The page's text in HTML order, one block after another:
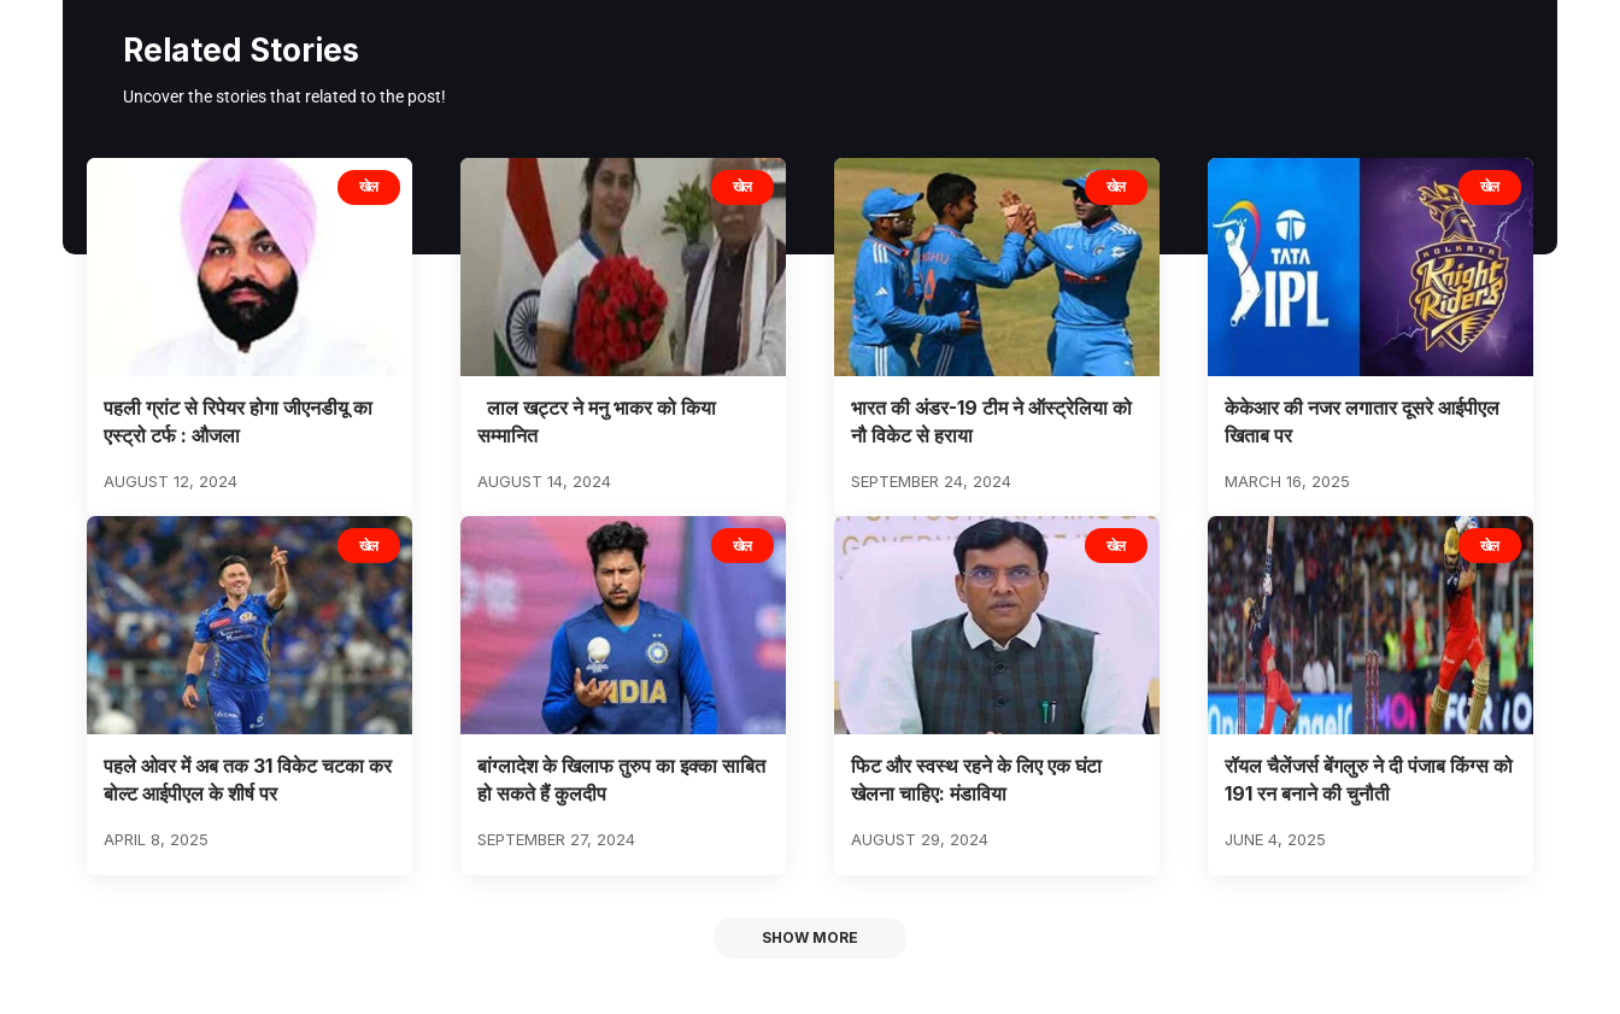
Related Stories
Uncover the stories that related to the post!
खेल
पहली ग्रांट से रिपेयर होगा जीएनडीयू का
एस्ट्रो टर्फ : औजला
AUGUST 12, 2024
खेल
लाल खट्टर ने मनु भाकर को किया
सम्मानित
AUGUST 14, 2024
खेल
भारत की अंडर-19 टीम ने ऑस्ट्रेलिया को
नौ विकेट से हराया
SEPTEMBER 24, 2024
खेल
केकेआर की नजर लगातार दूसरे आईपीएल
खिताब पर
MARCH 16, 2025
खेल
पहले ओवर में अब तक 31 विकेट चटका कर
बोल्ट आईपीएल के शीर्ष पर
APRIL 8, 2025
खेल
बांग्लादेश के खिलाफ तुरुप का इक्का साबित
हो सकते हैं कुलदीप
SEPTEMBER 27, 2024
खेल
फिट और स्वस्थ रहने के लिए एक घंटा
खेलना चाहिए: मंडाविया
AUGUST 29, 2024
खेल
रॉयल चैलेंजर्स बेंगलुरु ने दी पंजाब किंग्स को
191 रन बनाने की चुनौती
JUNE 4, 2025
SHOW MORE